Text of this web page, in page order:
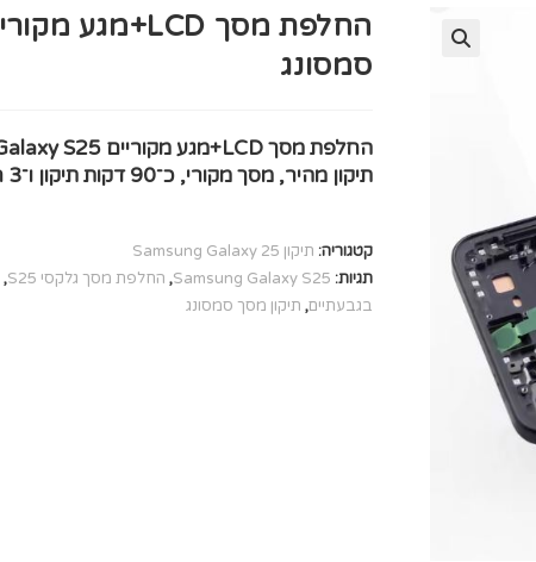
סמסונג
תיקון מהיר, מסך מקורי, כ־90 דקות תיקון ו־3 חודשי אחריות.
קטגוריה: תיקון Samsung Galaxy 25
תגיות: Samsung Galaxy S25
, החלפת מסך גלקסי S25 ,
בגבעתיים, תיקון מסך סמסונג